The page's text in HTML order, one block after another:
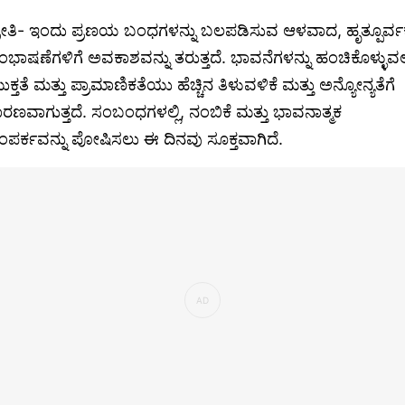
ಇಂದು ಪ್ರಣಯ ಬಂಧಗಳನ್ನು ಬಲಪಡಿಸುವ ಆಳವಾದ,
ಅವಕಾಶವನ್ನು ತರುತ್ತದೆ. ಭಾವನೆಗಳನ್ನು
ಮತ್ತು ಪ್ರಾಮಾಣಿಕತೆಯು ಹೆಚ್ಚಿನ ತಿಳುವಳಿಕೆ ಮತ್ತು ಅನ್ಯೋನ್ಯತೆಗೆ
ಸಂಬಂಧಗಳಲ್ಲಿ, ನಂಬಿಕೆ ಮತ್ತು ಭಾವನಾತ್ಮಕ
ಪೋಷಿಸಲು ಈ ದಿನವು ಸೂಕ್ತವಾಗಿದೆ.